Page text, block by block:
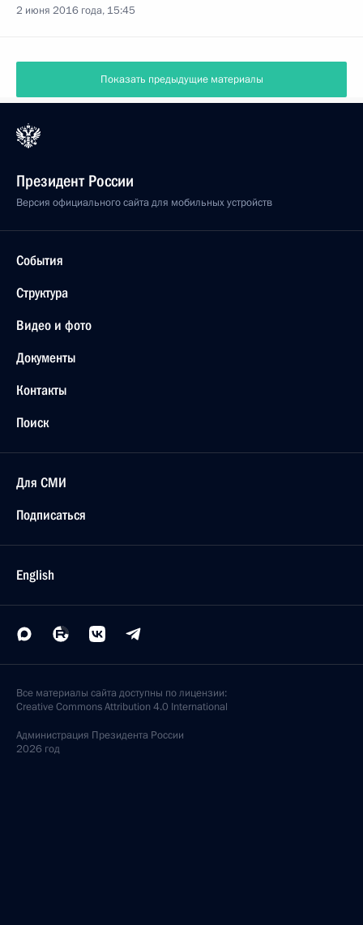
2 июня 2016 года, 15:45
Показать предыдущие материалы
Президент России
Версия официального сайта для мобильных устройств
События
Структура
Видео и фото
Документы
Контакты
Поиск
Для СМИ
Подписаться
English
Все материалы сайта доступны по лицензии:
Creative Commons Attribution 4.0 International
Администрация Президента России
2026 год